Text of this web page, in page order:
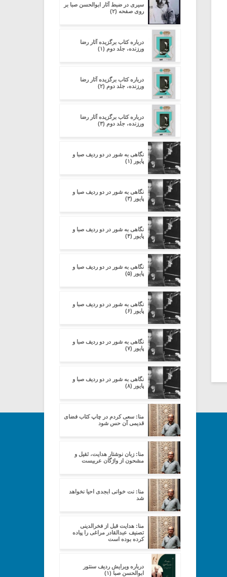
سیری در ضبط آثار ابوالحسن صبا بر
روی صفحه (۲)
درباره کتاب برگزیده آثار رضا
ورزنده، جلد دوم (۱)
درباره کتاب برگزیده آثار رضا
ورزنده، جلد دوم (۲)
درباره کتاب برگزیده آثار رضا
ورزنده، جلد دوم (۳)
نگاهی به شور در دو ردیف صبا و
پایور (۱)
نگاهی به شور در دو ردیف صبا و
پایور (۳)
نگاهی به شور در دو ردیف صبا و
پایور (۴)
نگاهی به شور در دو ردیف صبا و
پایور (۵)
نگاهی به شور در دو ردیف صبا و
پایور (۶)
نگاهی به شور در دو ردیف صبا و
پایور (۷)
نگاهی به شور در دو ردیف صبا و
پایور (۸)
منا: سعی کردم در چاپ کتاب فضای
قدیمی آن حس شود
منا: زبان نوشتار هدایت، ثقیل و
مشحون از واژگان عربیست
منا: نت خوانی ابجدی احیا نخواهد
شد
منا: هدایت قبل از فخرالدینی
تصنیف عبدالقادر مراغی را پیاده
کرده بوده است
درباره ویرایش ردیف سنتور
ابوالحسن صبا (۱)